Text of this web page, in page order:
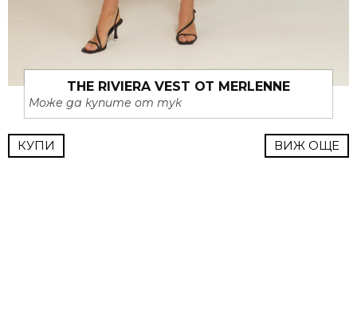
THE RIVIERA VEST ОТ MERLENNE
Може да купите от тук
КУПИ ВИЖ ОЩЕ